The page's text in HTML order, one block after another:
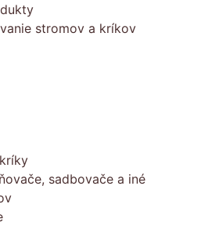
stromov a kríkov
sadbovače a iné